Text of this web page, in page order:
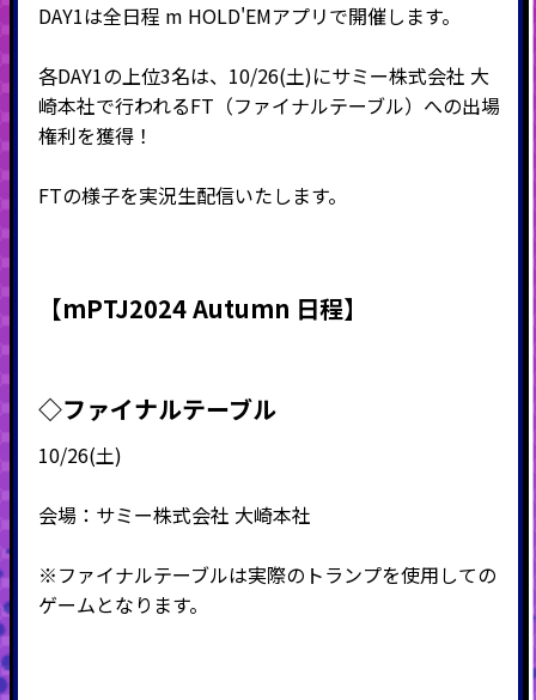
DAY1は全日程 m HOLD'EMアプリで開催します。
各DAY1の上位3名は、10/26(土)にサミー株式会社 大
崎本社で行われるFT（ファイナルテーブル）への出場
権利を獲得！
FTの様子を実況生配信いたします。
【mPTJ2024 Autumn 日程】
◇ファイナルテーブル
10/26(土)
会場：サミー株式会社 大崎本社
※ファイナルテーブルは実際のトランプを使用しての
ゲームとなります。